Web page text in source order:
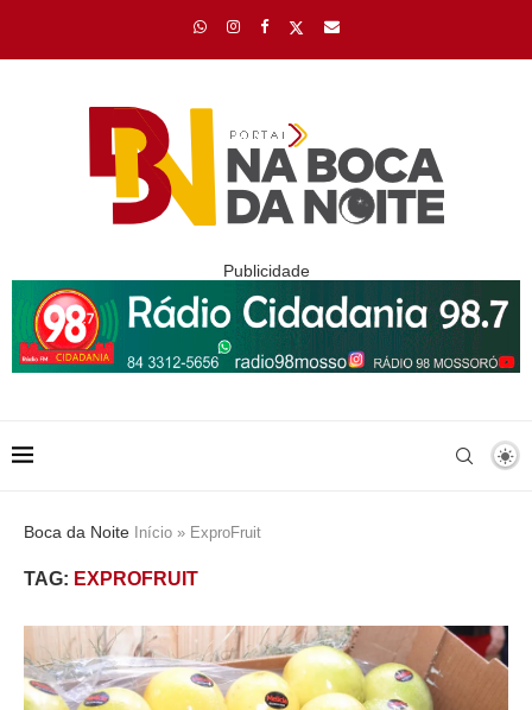
Publicidade
Boca da Noite Início » ExproFruit
TAG: EXPROFRUIT